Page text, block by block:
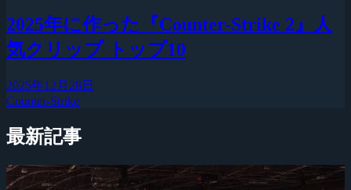
2025年に作った『Counter-Strike 2』人
気クリップ トップ10
2025年12月28日
Counter-Strike
最新記事